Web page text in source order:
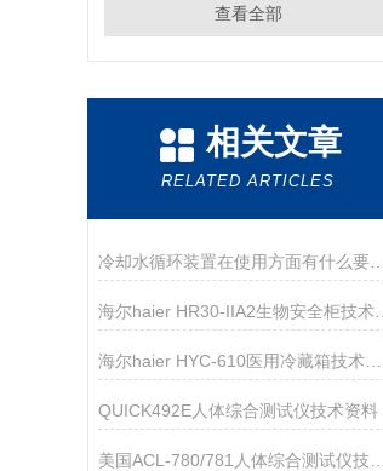
查看全部
相关文章
RELATED ARTICLES
冷却水循环装置在使用方面有什么要领呢？
海尔haier HR30-IIA2生物安全柜技术资料
海尔haier HYC-610医用冷藏箱技术参数
QUICK492E人体综合测试仪技术资料
美国ACL-780/781人体综合测试仪技术参数